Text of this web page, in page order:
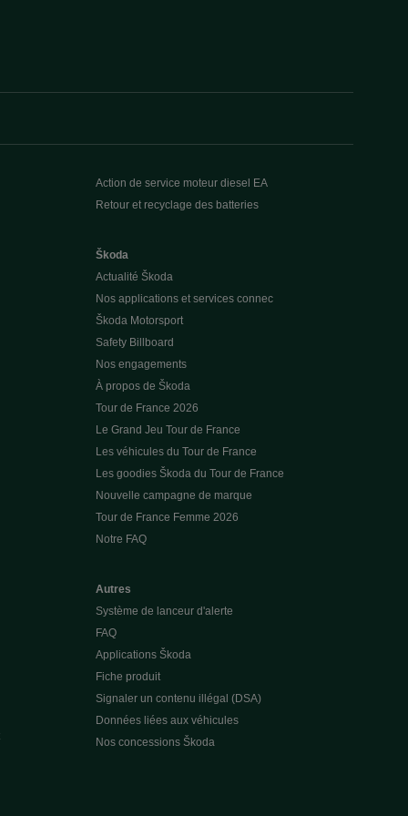
Action de service moteur diesel EA
Retour et recyclage des batteries
Škoda
Actualité Škoda
Nos applications et services connec
Škoda Motorsport
Safety Billboard
Nos engagements
À propos de Škoda
Tour de France 2026
Le Grand Jeu Tour de France
Les véhicules du Tour de France
Les goodies Škoda du Tour de France
Nouvelle campagne de marque
Tour de France Femme 2026
Notre FAQ
Autres
Système de lanceur d'alerte
FAQ
Applications Škoda
Fiche produit
Signaler un contenu illégal (DSA)
Données liées aux véhicules
Nos concessions Škoda